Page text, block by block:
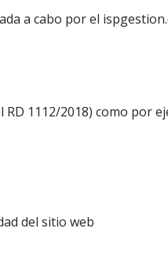
a cabo por el
1112/2018) como por
del sitio web